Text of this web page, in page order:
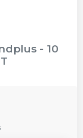
- 10